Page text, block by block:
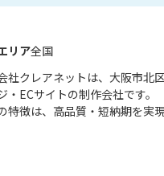
社クレアネットは、大阪市北
・ECサイトの制作会社です。
特徴は、高品質・短納期を実
リア全国